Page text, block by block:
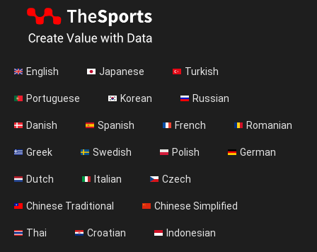
English Japanese Turkish
Portuguese Korean Russian
Danish Spanish French Romanian
Greek Swedish Polish German
Dutch Italian Czech
Chinese Traditional Chinese Simplified
Thai Croatian Indonesian